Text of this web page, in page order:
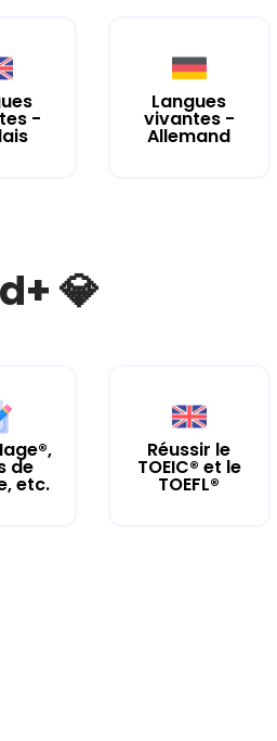
-
Langues
vivantes -
Allemand
💎
de
etc.
Réussir le
TOEIC® et le
TOEFL®